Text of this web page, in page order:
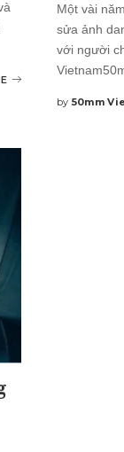
Một vài
sửa ảnh
với người
Posted
by 50mm